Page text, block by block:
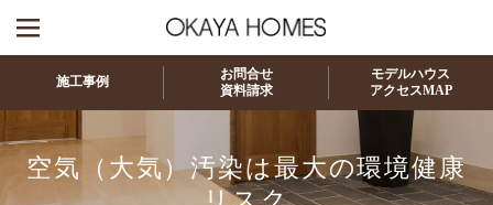
施工事例
お問合せ
資料請求
モデルハウス
アクセスMAP
空気（大気）汚染は最大の環境健康